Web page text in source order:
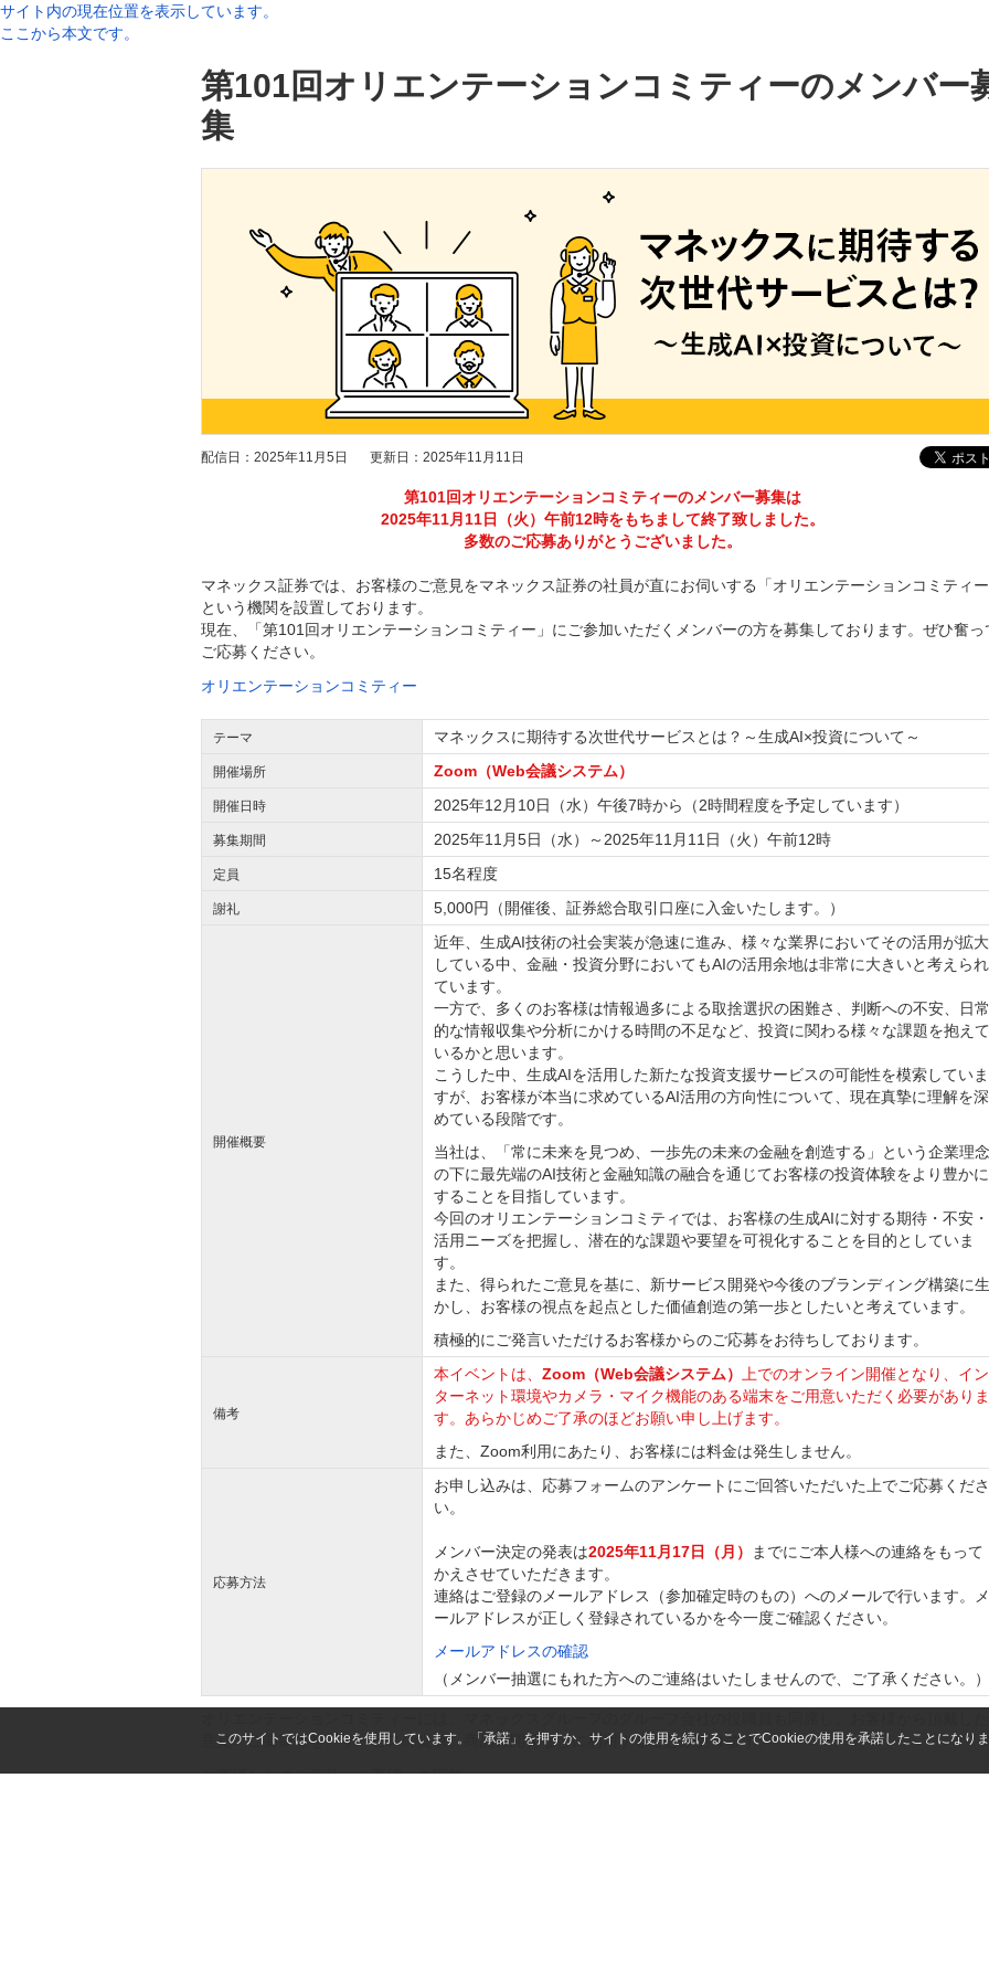
サイト内の現在位置を表示しています。
ここから本文です。
第101回オリエンテーションコミティーのメンバー
集
配信日： 2025年11月5日 更新日： 2025年11月11日
第101回オリエンテーションコミティーのメンバー募集は
2025年11月11日（火）午前12時をもちまして終了致しました。
多数のご応募ありがとうございました。
マネックス証券では、お客様のご意見をマネックス証券の社員が直にお伺いする「オリエンテーションコミティ
という機関を設置しております。
現在、「第101回オリエンテーションコミティー」にご参加いただくメンバーの方を募集しております。ぜひ奮っ
ご応募ください。
オリエンテーションコミティー
テーマ マネックスに期待する次世代サービスとは？～生成AI×投資について～
開催場所 Zoom（Web会議システム）
開催日時 2025年12月10日（水）午後7時から（2時間程度を予定しています）
募集期間 2025年11月5日（水）～2025年11月11日（火）午前12時
定員 15名程度
謝礼 5,000円（開催後、証券総合取引口座に入金いたします。）
開催概要
近年、生成AI技術の社会実装が急速に進み、様々な業界においてその活用が拡大
している中、金融・投資分野においてもAIの活用余地は非常に大きいと考えられ
ています。
一方で、多くのお客様は情報過多による取捨選択の困難さ、判断への不安、日常
的な情報収集や分析にかける時間の不足など、投資に関わる様々な課題を抱えて
いるかと思います。
こうした中、生成AIを活用した新たな投資支援サービスの可能性を模索していま
すが、お客様が本当に求めているAI活用の方向性について、現在真摯に理解を深
めている段階です。
当社は、「常に未来を見つめ、一歩先の未来の金融を創造する」という企業理念
の下に最先端のAI技術と金融知識の融合を通じてお客様の投資体験をより豊かに
することを目指しています。
今回のオリエンテーションコミティでは、お客様の生成AIに対する期待・不安・
活用ニーズを把握し、潜在的な課題や要望を可視化することを目的としていま
す。
また、得られたご意見を基に、新サービス開発や今後のブランディング構築に生
かし、お客様の視点を起点とした価値創造の第一歩としたいと考えています。
積極的にご発言いただけるお客様からのご応募をお待ちしております。
備考
本イベントは、 Zoom（Web会議システム） 上でのオンライン開催となり、イン
ターネット環境やカメラ・マイク機能のある端末をご用意いただく必要がありま
す。あらかじめご了承のほどお願い申し上げます。
また、Zoom利用にあたり、お客様には料金は発生しません。
応募方法
お申し込みは、応募フォームのアンケートにご回答いただいた上でご応募くださ
い。
メンバー決定の発表は2025年11月17日（月）
までにご本人様への連絡をもって
かえさせていただきます。
連絡はご登録のメールアドレス（参加確定時のもの）へのメールで行います。メ
ールアドレスが正しく登録されているかを今一度ご確認ください。
メールアドレスの確認
（メンバー抽選にもれた方へのご連絡はいたしませんので、ご了承ください。）
意見・ご要望等を、サービスの提供、商品の開発などに利用することがあります。
お客様からのご意見・ご要望への回答
このサイトではCookieを使用しています。「承諾」を押すか、サイトの使用を続けることでCookieの使用を承諾したことになり